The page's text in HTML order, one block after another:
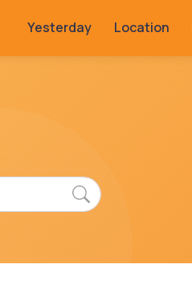
Yesterday Location